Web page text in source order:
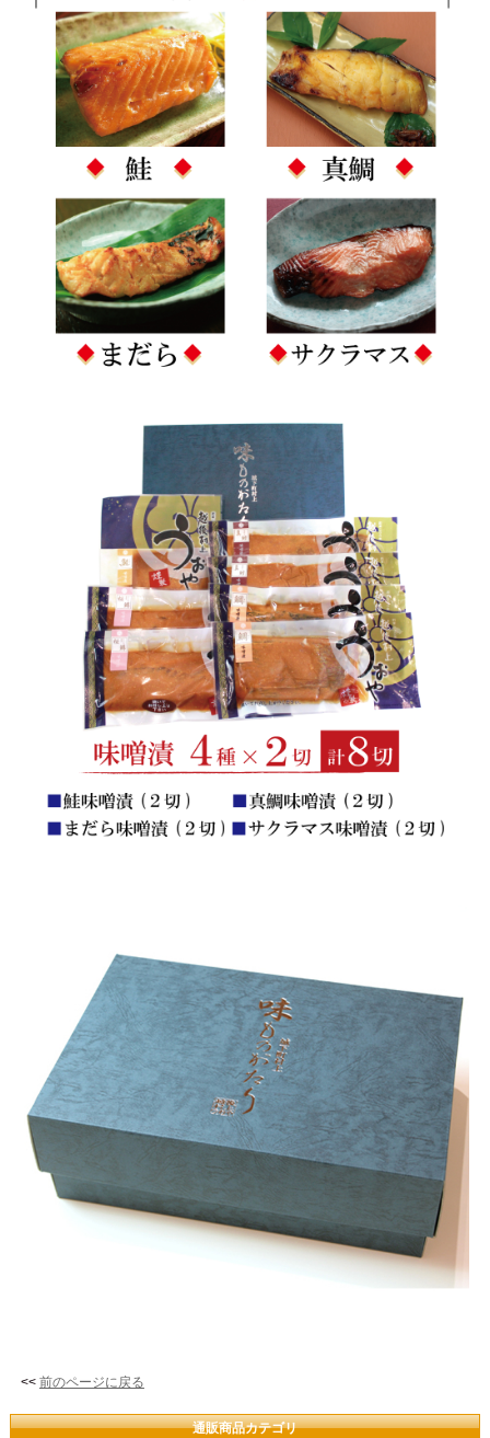
<< 前のページに戻る
通販商品カテゴリ